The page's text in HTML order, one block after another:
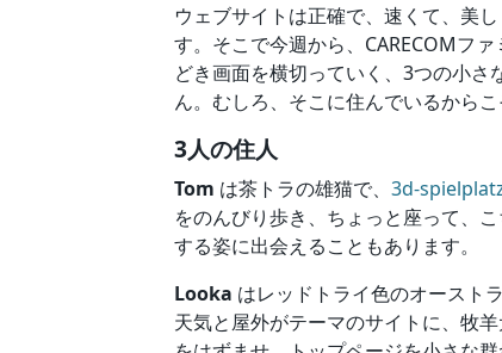
ウェブサイトは正確で、速くて、美
す。そこで今週から、CARECOMフ
どき画面を横切っていく、3つの小
ん。むしろ、そこに住んでいるから
3人の住人
Tom は茶トラの雄猫で、 3d-
をのんびり歩き、ちょっと座って、
する姿に出会えることもあります。
Looka はレッドトライ色のオースト
天気と屋外がテーマのサイトに、牧